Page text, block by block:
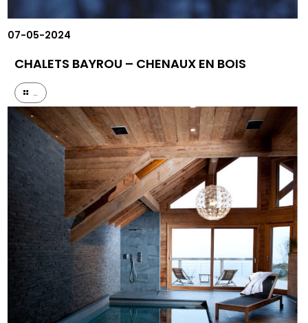
07-05-2024
CHALETS BAYROU – CHENAUX EN BOIS
...